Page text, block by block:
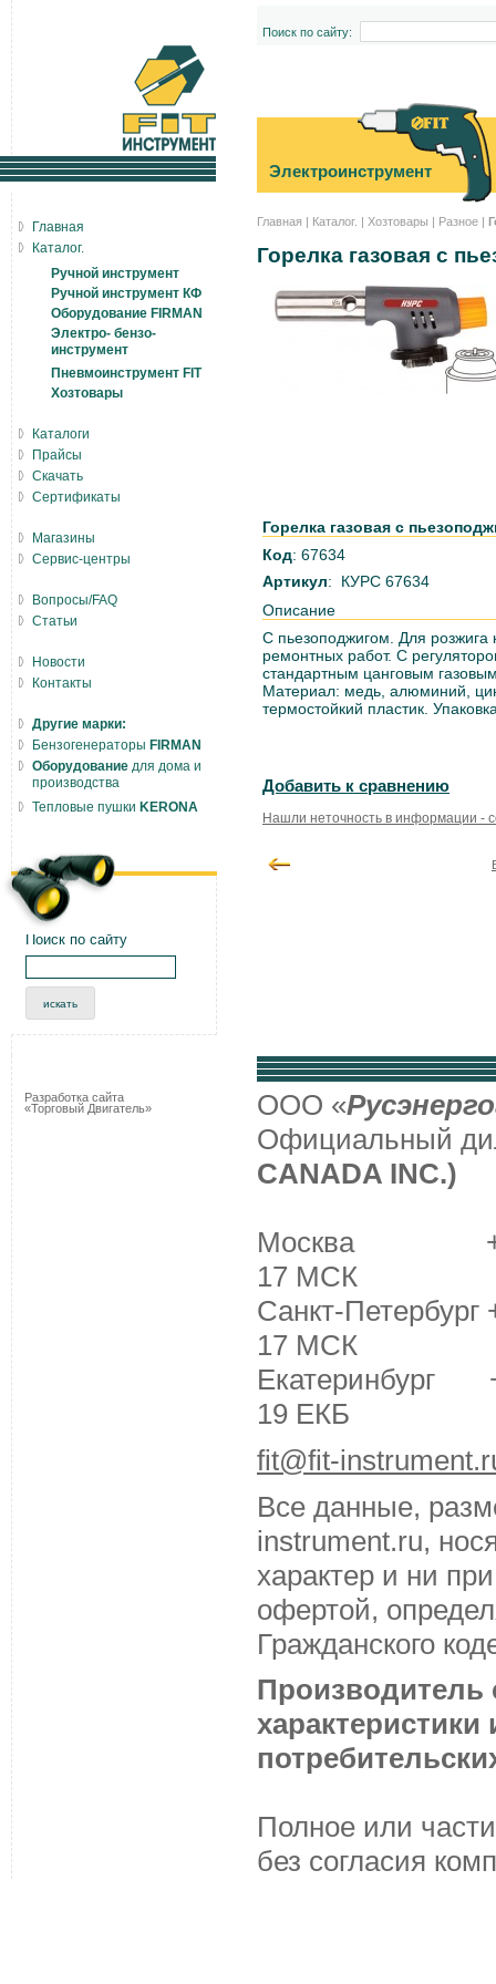
Поиск по сайту:
Электроинструмент
Главная | Каталог. | Хозтовары | Разное |
Горелка газовая с
Горелка газовая с
Код: 67634
Артикул: КУРС 67634
Описание
С пьезоподжигом. Для розжига
ремонтных работ. С
стандартным цанговым
Материал: медь, алюминий,
термостойкий пластик.
Добавить к сравнению
Нашли неточность в информации -
Главная
Каталог.
Ручной инструмент
Ручной инструмент КФ
Оборудование FIRMAN
Электро- бензо-
инструмент
Пневмоинструмент FIT
Хозтовары
Каталоги
Прайсы
Скачать
Сертификаты
Магазины
Сервис-центры
Вопросы/FAQ
Статьи
Новости
Контакты
Другие марки:
Бензогенераторы FIRMAN
Оборудование для дома и
производства
Тепловые пушки KERONA
Поиск по сайту
Разработка сайта
«Торговый Двигатель»
ООО «
Официальный
CANADA INC.)
Москва +7
17 МСК
Санкт-
17 МСК
Екатеринбург
19 ЕКБ
fit@fit-
Все данные,
instrument.ru,
характер и ни
офертой,
Гражданского
Производитель
Полное или
без согласия